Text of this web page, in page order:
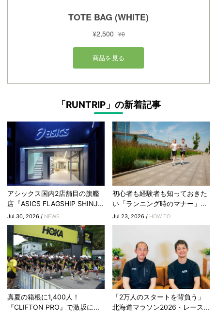
「RUNTRIP」の新着記事
アシックス国内2店舗目の旗艦
店『ASICS FLAGSHIP SHINJ...
Jul 30, 2026 / NEWS
初心者も経験者も知っておきた
い「ランニング時のマナー」...
Jul 23, 2026 / HOW TO
真夏の箱根に1,400人！
『CLIFTON PRO』で激坂に...
「2万人のスタートを背負う」
北海道マラソン2026・レース...